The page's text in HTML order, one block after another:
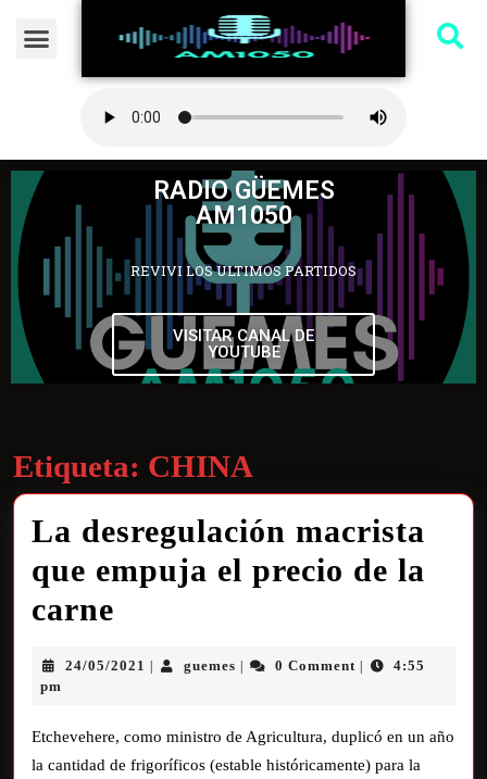
RADIO GÜEMES
AM1050
REVIVI LOS ULTIMOS PARTIDOS
VISITAR CANAL DE
YOUTUBE
Etiqueta: CHINA
La desregulación macrista
que empuja el precio de la
carne
24/05/2021 guemes 0 Comment
4:55
pm
Etchevehere, como ministro de Agricultura, duplicó en un año
la cantidad de frigoríficos (estable históricamente) para la